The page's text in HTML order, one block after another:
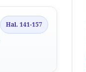
Hal. 141-157